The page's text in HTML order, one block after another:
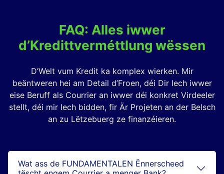
FAQ: Alles iwwer
d’Kredittverméttlung wëssen
D’Welt vum Kredit ka komplex wierken. Mir
beäntweren hei am Detail d’Froen, déi Dir Iech iwwer
eise Beruff als Courrier an iwwer déi konkret Virdeeler
stellt, déi mir Iech bidden, fir Är Projeten an der Belsch
an zu Lëtzebuerg ze finanzéieren.
Wat ass de FUNDAMENTALEN Ënnerscheed